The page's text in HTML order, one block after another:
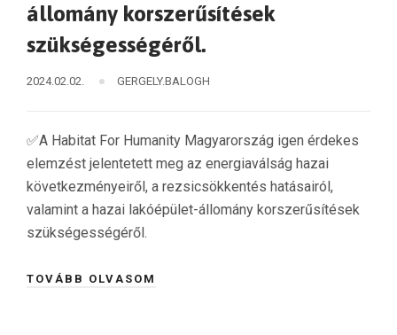
állomány korszerűsítések
szükségességéről.
2024.02.02. GERGELY.BALOGH
✅A Habitat For Humanity Magyarország igen érdekes
elemzést jelentetett meg az energiaválság hazai
következményeiről, a rezsicsökkentés hatásairól,
valamint a hazai lakóépület-állomány korszerűsítések
szükségességéről.
TOVÁBB OLVASOM